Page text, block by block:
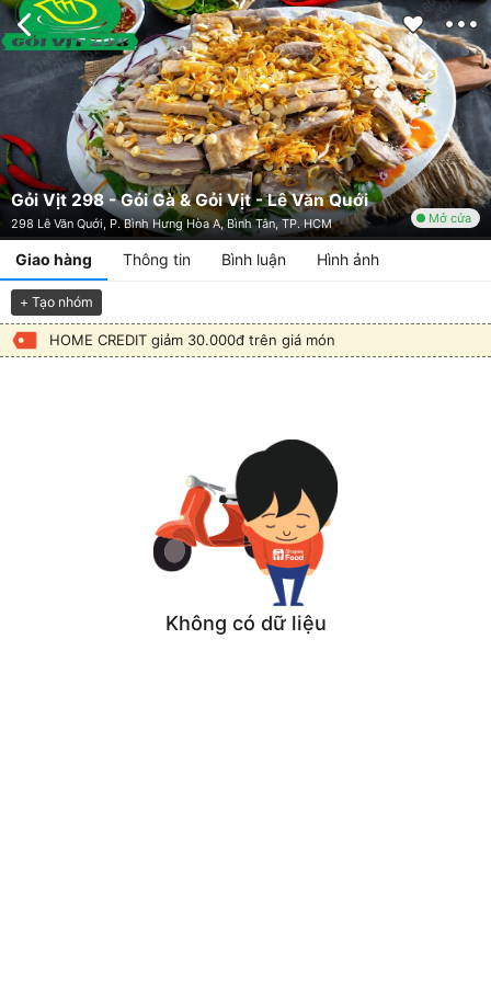
Gỏi Vịt 298 - Gỏi Gà & Gỏi Vịt - Lê Văn Quới
298 Lê Văn Quới, P. Bình Hưng Hòa A, Bình Tân, TP. HCM Mở cửa
Giao hàng Thông tin Bình luận Hình ảnh
+ Tạo nhóm
HOME CREDIT giảm 30.000đ trên giá món
Không có dữ liệu